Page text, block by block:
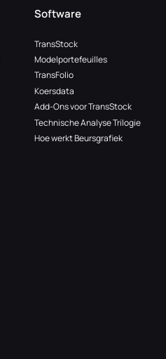
Software
TransStock
Modelportefeuilles
TransFolio
Koersdata
Add-Ons voor TransStock
Technische Analyse Trilogie
Hoe werkt Beursgrafiek